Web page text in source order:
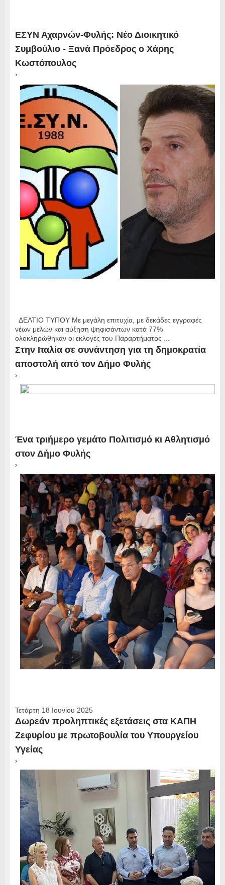
ΕΣΥΝ Αχαρνών-Φυλής: Νέο Διοικητικό
Συμβούλιο - Ξανά Πρόεδρος ο Χάρης
Κωστόπουλος
›
ΔΕΛΤΙΟ ΤΥΠΟΥ Με μεγάλη επιτυχία, με δεκάδες εγγραφές
νέων μελών και αύξηση ψηφισάντων κατά 77%
ολοκληρώθηκαν οι εκλογές του Παραρτήματος ...
Στην Ιταλία σε συνάντηση για τη δημοκρατία
αποστολή από τον Δήμο Φυλής
›
Ένα τριήμερο γεμάτο Πολιτισμό κι Αθλητισμό
στον Δήμο Φυλής
›
Τετάρτη 18 Ιουνίου 2025
Δωρεάν προληπτικές εξετάσεις στα ΚΑΠΗ
Ζεφυρίου με πρωτοβουλία του Υπουργείου
Υγείας
›